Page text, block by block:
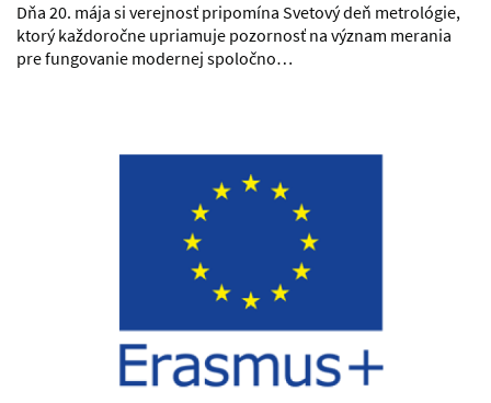
Dňa 20. mája si verejnosť pripomína Svetový deň metrológie,
ktorý každoročne upriamuje pozornosť na význam merania
pre fungovanie modernej spoločno…